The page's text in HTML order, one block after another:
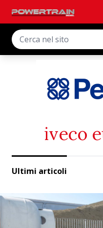
iveco
Ultimi articoli